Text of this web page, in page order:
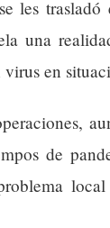
les
una
virus en
de